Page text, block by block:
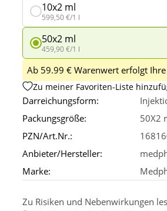
10x2 ml
599,50 €/1 l
50x2 ml
459,90 €/1 l
Ab 59.99 € Warenwert erfolgt
Zu meiner Favoriten-Liste
Darreichungsform:
Packungsgröße:
50X2
PZN/Art.Nr.:
Anbieter/Hersteller:
Marke:
Zu Risiken und Nebenwirkungen